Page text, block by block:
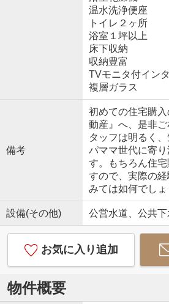
温水洗浄便座
トイレ２ヶ所
浴室１坪以上
床下収納
収納豊富
TVモニタ付イン
複層ガラス
備考
初めての住宅購
動産』へ、是非
タッフは明るく
パママ世代に寄
す。もちろん住
すので、実際の
みては如何でしょ
設備(その他) 公営水道、公共
お気に入り追加
物件概要